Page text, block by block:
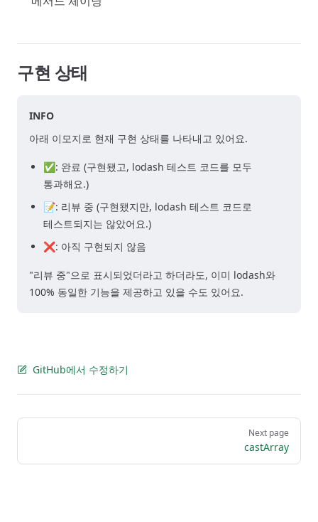
구현 상태
INFO
아래 이모지로 현재 구현 상태를 나타내고 있어요.
✅: 완료 (구현됐고, lodash 테스트 코드를 모두
통과해요.)
📝: 리뷰 중 (구현됐지만, lodash 테스트 코드로
테스트되지는 않았어요.)
❌: 아직 구현되지 않음
"리뷰 중"으로 표시되었더라고 하더라도, 이미 lodash와
100% 동일한 기능을 제공하고 있을 수도 있어요.
GitHub에서 수정하기
Pager
Next page
castArray